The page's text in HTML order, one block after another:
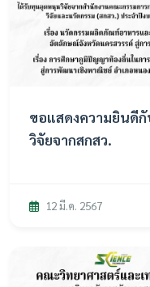
ขอแสดงความยินดี
วิจัยจากสกสว.
12 มี.ค. 2567